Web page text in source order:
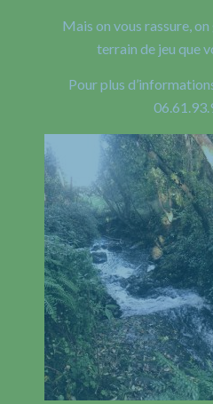
Mais on vous rassure,
terrain de jeu que
Pour plus